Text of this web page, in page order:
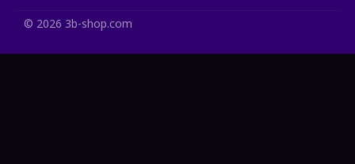
Healing
Heist (7)
© 2026 3b-shop.com